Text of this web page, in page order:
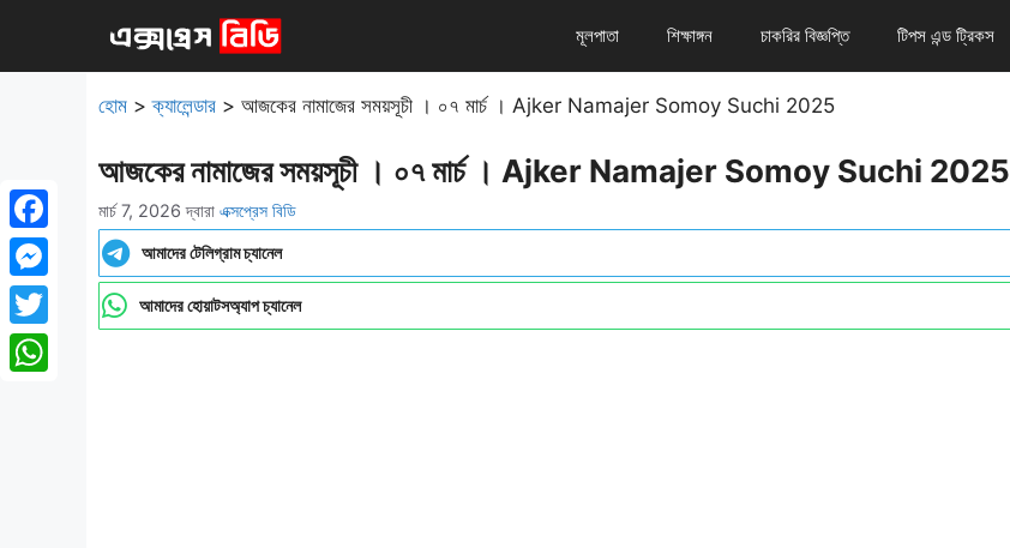
যান
মূলপাতা শিক্ষাঙ্গন চাকরির বিজ্ঞপ্তি টিপস এন্ড ট্রিকস
Facebook
Messenger
Twitter
হোম >ক্যালেন্ডার > আজকের নামাজের সময়সূচী । ০৭ মার্চ । ‍Ajker Namajer Somoy Suchi 2025
আজকের নামাজের সময়সূচী । ০৭ মার্চ । ‍Ajker Namajer Somoy Suchi 2025
মার্চ 7, 2026 দ্বারা এক্সপ্রেস বিডি
আমাদের টেলিগ্রাম চ্যানেল
আমাদের হোয়াটসঅ্যাপ চ্যানেল